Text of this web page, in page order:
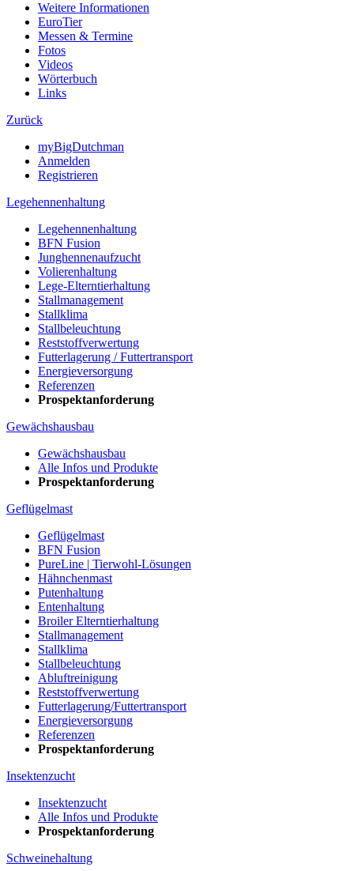
Weitere Informationen
EuroTier
Messen & Termine
Fotos
Videos
Wörterbuch
Links
Zurück
myBigDutchman
Anmelden
Registrieren
Legehennenhaltung
Legehennenhaltung
BFN Fusion
Junghennenaufzucht
Volierenhaltung
Lege-Elterntierhaltung
Stallmanagement
Stallklima
Stallbeleuchtung
Reststoffverwertung
Futterlagerung / Futtertransport
Energieversorgung
Referenzen
Prospektanforderung
Gewächshausbau
Gewächshausbau
Alle Infos und Produkte
Prospektanforderung
Geflügelmast
Geflügelmast
BFN Fusion
PureLine | Tierwohl-Lösungen
Hähnchenmast
Putenhaltung
Entenhaltung
Broiler Elterntierhaltung
Stallmanagement
Stallklima
Stallbeleuchtung
Abluftreinigung
Reststoffverwertung
Futterlagerung/Futtertransport
Energieversorgung
Referenzen
Prospektanforderung
Insektenzucht
Insektenzucht
Alle Infos und Produkte
Prospektanforderung
Schweinehaltung